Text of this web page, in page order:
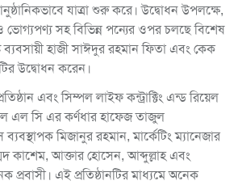
যাত্রা শুরু করে। উদ্বোধন উপলক্ষে,
ভোগ্যপণ্য সহ বিভিন্ন পন্যের ওপর চলছে বিশেষ
ব্যবসায়ী হাজী সাঈদুর রহমান ফিতা এবং কেক
উদ্বোধন করেন।
এবং সিম্পল লাইফ কন্ট্রাক্টিং এন্ড রিয়েল
এল সি এর কর্ণধার হাফেজ তাজুল
মিজানুর রহমান, মার্কেটিং ম্যানেজার
কাশেম, আক্তার হোসেন, আব্দুল্লাহ এবং
এই প্রতিষ্ঠানটির মাধ্যমে অনেক